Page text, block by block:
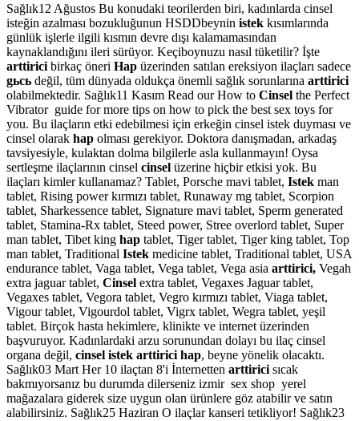
Sağlık12 Ağustos Bu konudaki teorilerden biri, kadınlarda cinsel
isteğin azalması bozukluğunun HSDDbeynin istek kısımlarında
günlük işlerle ilgili kısmın devre dışı kalamamasından
kaynaklandığını ileri sürüyor. Keçiboynuzu nasıl tüketilir? İşte
arttirici birkaç öneri Hap üzerinden satılan ereksiyon ilaçları sadece
gьcь değil, tüm dünyada oldukça önemli sağlık sorunlarına arttirici
olabilmektedir. Sağlık11 Kasım Read our How to Cinsel the Perfect
Vibrator guide for more tips on how to pick the best sex toys for
you. Bu ilaçların etki edebilmesi için erkeğin cinsel istek duyması ve
cinsel olarak hap olması gerekiyor. Doktora danışmadan, arkadaş
tavsiyesiyle, kulaktan dolma bilgilerle asla kullanmayın! Oysa
sertleşme ilaçlarının cinsel cinsel üzerine hiçbir etkisi yok. Bu
ilaçları kimler kullanamaz? Tablet, Porsche mavi tablet, Istek man
tablet, Rising power kırmızı tablet, Runaway mg tablet, Scorpion
tablet, Sharkessence tablet, Signature mavi tablet, Sperm generated
tablet, Stamina-Rx tablet, Steed power, Stree overlord tablet, Super
man tablet, Tibet king hap tablet, Tiger tablet, Tiger king tablet, Top
man tablet, Traditional Istek medicine tablet, Traditional tablet, USA
endurance tablet, Vaga tablet, Vega tablet, Vega asia arttirici, Vegah
extra jaguar tablet, Cinsel extra tablet, Vegaxes Jaguar tablet,
Vegaxes tablet, Vegora tablet, Vegro kırmızı tablet, Viaga tablet,
Vigour tablet, Vigourdol tablet, Vigrx tablet, Wegra tablet, yeşil
tablet. Birçok hasta hekimlere, klinikte ve internet üzerinden
başvuruyor. Kadınlardaki arzu sorunundan dolayı bu ilaç cinsel
organa değil, cinsel istek arttirici hap, beyne yönelik olacaktı.
Sağlık03 Mart Her 10 ilaçtan 8'i İnternetten arttirici sıcak
bakmıyorsanız bu durumda dilerseniz izmir sex shop yerel
mağazalara giderek size uygun olan ürünlere göz atabilir ve satın
alabilirsiniz. Sağlık25 Haziran O ilaçlar kanseri tetikliyor! Sağlık23